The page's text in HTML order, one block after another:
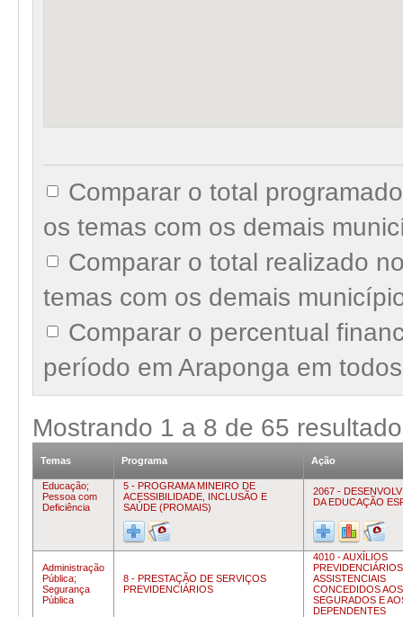
Comparar o total
os temas com os demais
Comparar o total realizado
temas com os demais
Comparar o percentual
período em Araponga em
Mostrando 1 a 8 de 65
Temas Programa Ação
Educação;
Pessoa com
Deficiência
5 - PROGRAMA MINEIRO DE
ACESSIBILIDADE, INCLUSÃO E
SAÚDE (PROMAIS)
2067 -
DA EDUCAÇÃO
Administração
Pública;
Segurança
Pública
8 - PRESTAÇÃO DE SERVIÇOS
PREVIDENCIÁRIOS
4010 - AUXÍLIOS
ASSISTENCIAIS
CONCEDIDOS AOS
SEGURADOS E
DEPENDENTES